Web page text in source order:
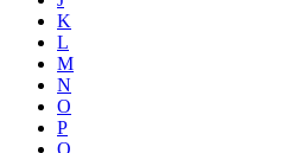
K
L
M
N
O
P
Q